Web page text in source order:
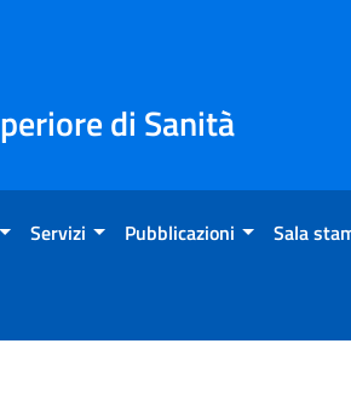
di Sanità
Servizi Pubblicazioni Sala